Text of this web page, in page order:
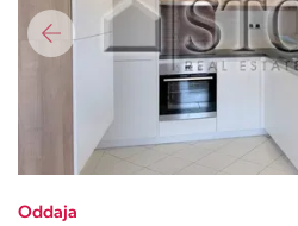
Oddaja